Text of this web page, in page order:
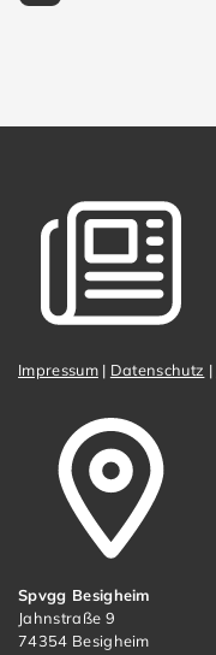
Impressum| Datenschutz |
Spvgg Besigheim
Jahnstraße 9
74354 Besigheim